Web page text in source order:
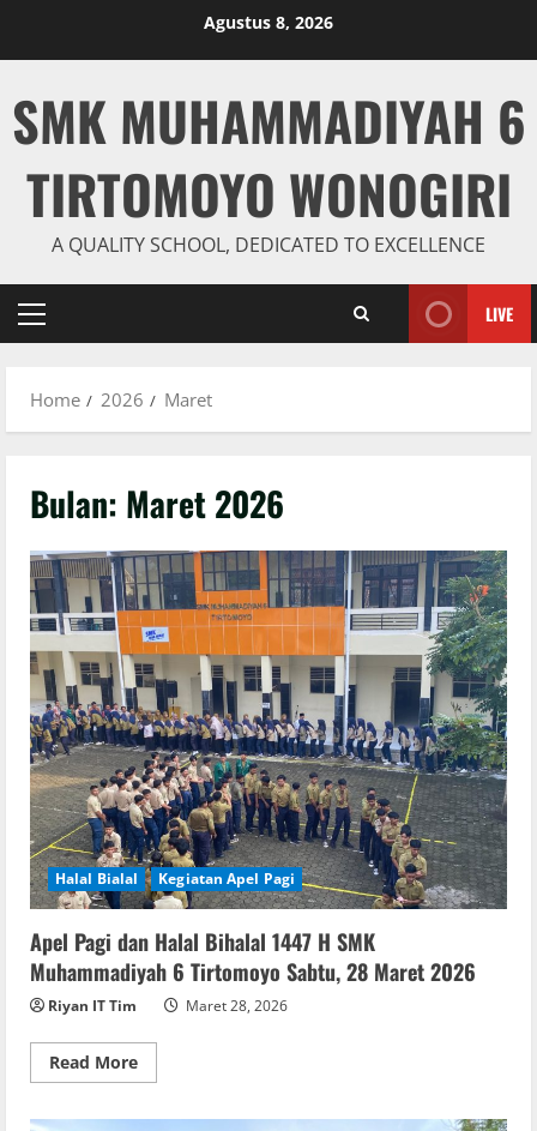
Agustus 8, 2026
SMK MUHAMMADIYAH 6
TIRTOMOYO WONOGIRI
A QUALITY SCHOOL, DEDICATED TO EXCELLENCE
Primary
LIVE
Home 2026 Maret
Bulan: Maret 2026
Halal Bialal Kegiatan Apel Pagi
Apel Pagi dan Halal Bihalal 1447 H SMK
Muhammadiyah 6 Tirtomoyo Sabtu, 28 Maret 2026
Riyan IT Tim Maret 28, 2026
Read MoreRead
more